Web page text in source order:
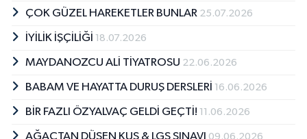
ÇOK GÜZEL HAREKETLER BUNLAR 25.07.2026
İYİLİK İŞÇİLİĞİ 18.07.2026
MAYDANOZCU ALİ TİYATROSU 22.06.2026
BABAM VE HAYATTA DURUŞ DERSLERİ 16.06.2026
BİR FAZLI ÖZYALVAÇ GELDİ GEÇTİ! 11.06.2026
AĞAÇTAN DÜŞEN KUŞ & LGS SINAVI 09.06.2026